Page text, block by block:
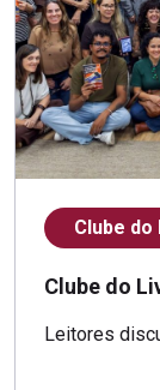
Clube do
Clube do
Leitores